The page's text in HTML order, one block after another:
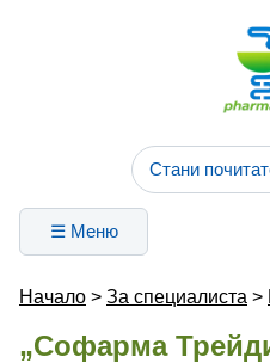
Стани
☰ Меню
Начало > За специалиста >
„Софарма